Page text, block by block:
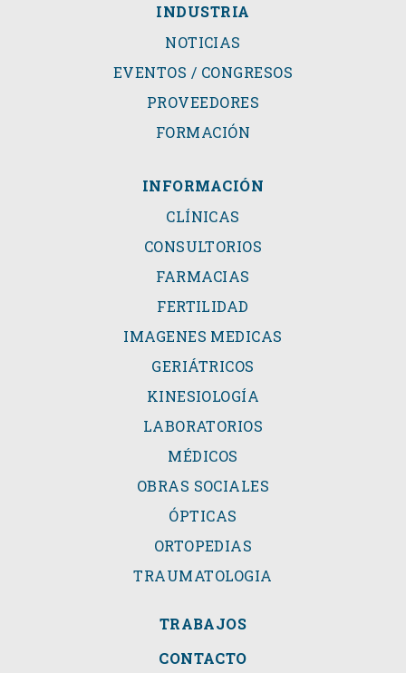
INDUSTRIA
NOTICIAS
EVENTOS / CONGRESOS
PROVEEDORES
FORMACIÓN
INFORMACIÓN
CLÍNICAS
CONSULTORIOS
FARMACIAS
FERTILIDAD
IMAGENES MEDICAS
GERIÁTRICOS
KINESIOLOGÍA
LABORATORIOS
MÉDICOS
OBRAS SOCIALES
ÓPTICAS
ORTOPEDIAS
TRAUMATOLOGIA
TRABAJOS
CONTACTO